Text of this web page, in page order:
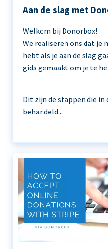
Aan de slag met
Welkom bij Donorbox!
We realiseren ons dat je
hebt als je aan de slag
gids gemaakt om je te
Dit zijn de stappen die
behandeld...